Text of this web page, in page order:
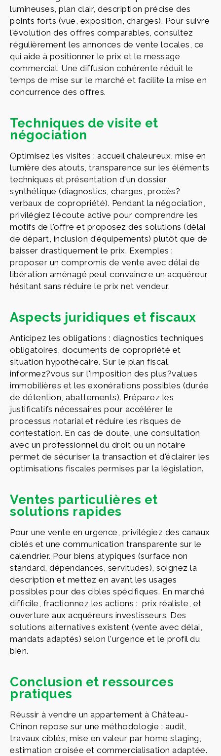
lumineuses, plan clair, description précise des
points forts (vue, exposition, charges). Pour suivre
l'évolution des offres comparables, consultez
régulièrement les annonces de vente locales, ce
qui aide à positionner le prix et le message
commercial. Une diffusion cohérente réduit le
temps de mise sur le marché et facilite la mise en
concurrence des offres.
Techniques de visite et
négociation
Optimisez les visites : accueil chaleureux, mise en
lumière des atouts, transparence sur les éléments
techniques et présentation d'un dossier
synthétique (diagnostics, charges, procès?
verbaux de copropriété). Pendant la négociation,
privilégiez l'écoute active pour comprendre les
motifs de l'offre et proposez des solutions (délai
de départ, inclusion d'équipements) plutôt que de
baisser drastiquement le prix. Exemples :
proposer un compromis de vente avec délai de
libération aménagé peut convaincre un acquéreur
hésitant sans réduire le prix net vendeur.
Aspects juridiques et fiscaux
Anticipez les obligations : diagnostics techniques
obligatoires, documents de copropriété et
situation hypothécaire. Sur le plan fiscal,
informez?vous sur l'imposition des plus?values
immobilières et les exonérations possibles (durée
de détention, abattements). Préparez les
justificatifs nécessaires pour accélérer le
processus notarial et réduire les risques de
contestation. En cas de doute, une consultation
avec un professionnel du droit ou un notaire
permet de sécuriser la transaction et d'éclairer les
optimisations fiscales permises par la législation.
Ventes particulières et
solutions rapides
Pour une vente en urgence, privilégiez des canaux
ciblés et une communication transparente sur le
calendrier. Pour biens atypiques (surface non
standard, dépendances, servitudes), soignez la
description et mettez en avant les usages
possibles pour des cibles spécifiques. En marché
difficile, fractionnez les actions : prix réaliste, et
ouverture aux acquéreurs investisseurs. Des
solutions alternatives existent (vente avec délai,
mandats adaptés) selon l'urgence et le profil du
bien.
Conclusion et ressources
pratiques
Réussir à vendre un appartement à Château-
Chinon repose sur une méthodologie : audit,
travaux ciblés, mise en valeur par home staging,
estimation croisée et commercialisation adaptée.